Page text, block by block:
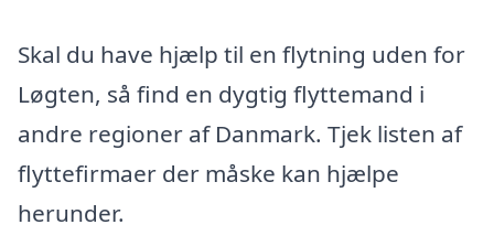
Skal du have hjælp til en flytning uden for
Løgten, så find en dygtig flyttemand i
andre regioner af Danmark. Tjek listen af
flyttefirmaer der måske kan hjælpe
herunder.